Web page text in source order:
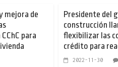
mejora de
para
Presidente del
construcción
flexibilizar las
crédito para
2022-11-30